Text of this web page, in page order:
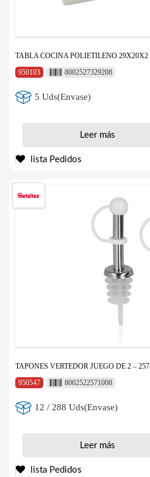
TABLA COCINA POLIETILENO 29X20X2
950103
8002527329208
5 Uds(Envase)
Leer más
lista Pedidos
TAPONES VERTEDOR JUEGO DE 2 –
950547
8002522571008
12 / 288 Uds(Envase)
Leer más
lista Pedidos